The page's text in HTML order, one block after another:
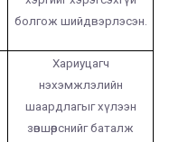
болгож шийдвэрлэсэн.
Хариуцагч
нэхэмжлэлийн
шаардлагыг хүлээн
зөвшөөрснийг баталж